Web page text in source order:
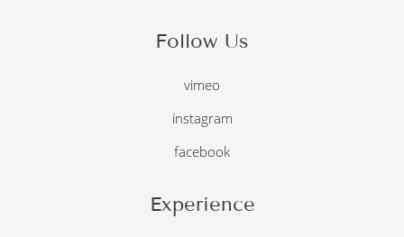
Follow Us
vimeo
instagram
facebook
Experience